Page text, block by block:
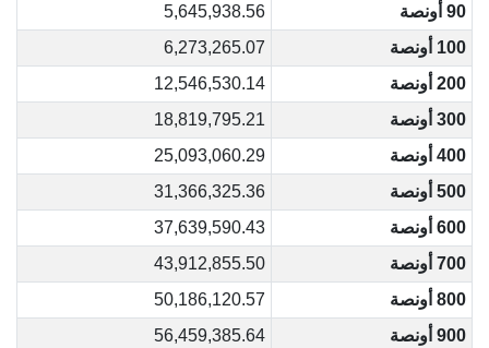
90 أونصة
5,645,938.56
100 أونصة
6,273,265.07
200 أونصة
12,546,530.14
300 أونصة
18,819,795.21
400 أونصة
25,093,060.29
500 أونصة
31,366,325.36
600 أونصة
37,639,590.43
700 أونصة
43,912,855.50
800 أونصة
50,186,120.57
900 أونصة
56,459,385.64